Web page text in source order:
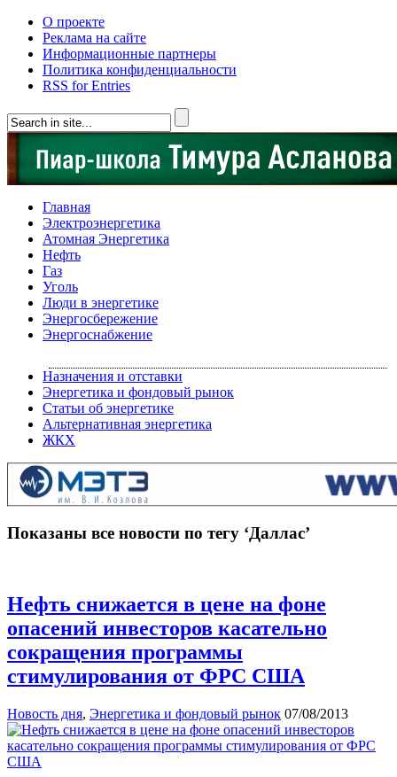
О проекте
Реклама на сайте
Информационные партнеры
Политика конфиденциальности
RSS for Entries
Главная
Электроэнергетика
Атомная Энергетика
Нефть
Газ
Уголь
Люди в энергетике
Энергосбережение
Энергоснабжение
Назначения и отставки
Энергетика и фондовый рынок
Статьи об энергетике
Альтернативная энергетика
ЖКХ
Показаны все новости по тегу ‘Даллас’
Нефть снижается в цене на фоне
опасений инвесторов касательно
сокращения программы
стимулирования от ФРС США
Новость дня, Энергетика и фондовый рынок 07/08/2013